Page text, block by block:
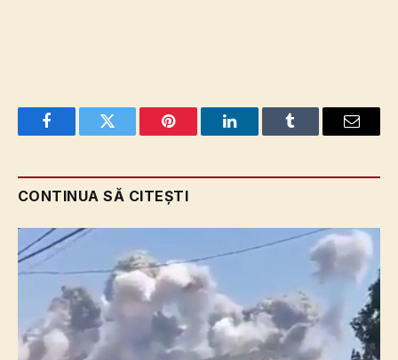
FacebookTwitter Pinterest LinkedInTumblr Email
CONTINUA SĂ CITEȘTI